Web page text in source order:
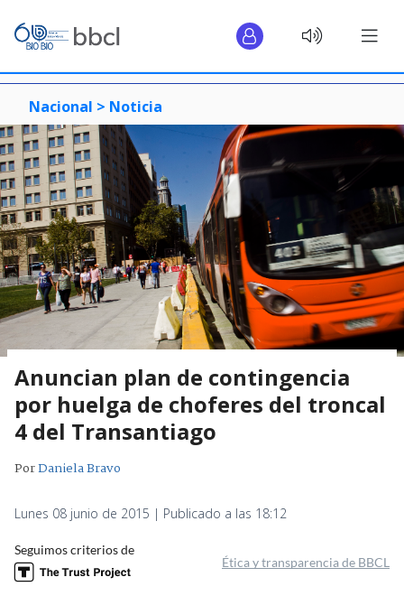
Nacional > Noticia
Anuncian plan de contingencia
por huelga de choferes del troncal
4 del Transantiago
PorDaniela Bravo
Lunes 08 junio de 2015 | Publicado a las 18:12
Seguimos criterios de
Ética y transparencia de BBCL